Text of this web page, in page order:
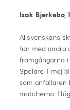
Isak Bjerkebo,
Allsvenskans
har med andra
framgångarna i
Spelare. I maj
som anfallaren
matcherna.